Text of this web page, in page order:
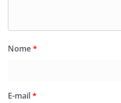
Nome*
E-mail*